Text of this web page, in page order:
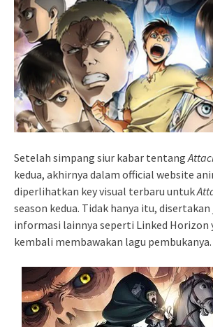
Setelah simpang siur kabar tentang
kedua, akhirnya dalam official website
diperlihatkan key visual terbaru untuk
season kedua. Tidak hanya itu,
informasi lainnya seperti Linked Horizon
kembali membawakan lagu pembukanya.